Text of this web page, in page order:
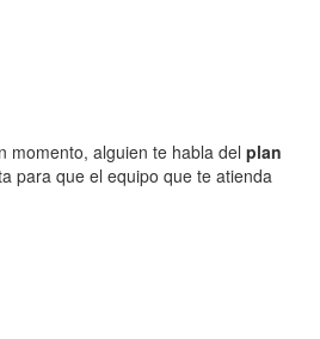
momento, alguien te habla del plan
para que el equipo que te atienda